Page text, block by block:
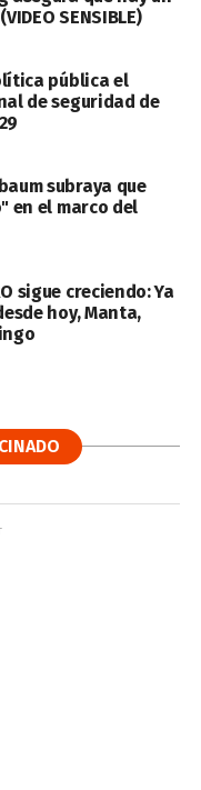
SENSIBLE)
pública el
de seguridad de
subraya que
en el marco del
sigue creciendo: Ya
hoy, Manta,